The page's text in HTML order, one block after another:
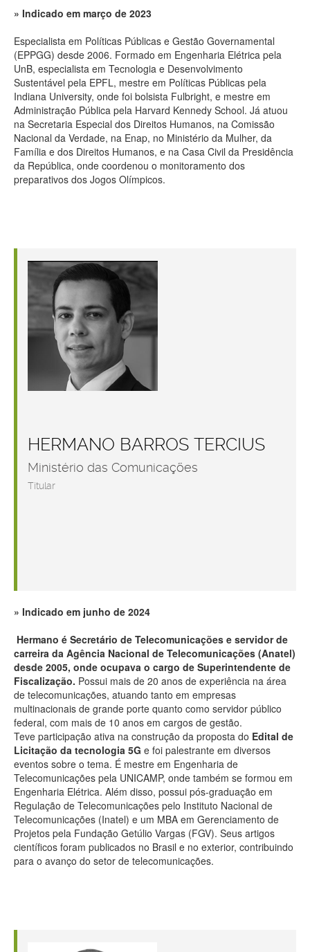
Indicado em março de 2023
Especialista em Políticas Públicas e Gestão Governamental
(EPPGG) desde 2006. Formado em Engenharia Elétrica pela
UnB, especialista em Tecnologia e Desenvolvimento
Sustentável pela EPFL, mestre em Políticas Públicas pela
Indiana University, onde foi bolsista Fulbright, e mestre em
Administração Pública pela Harvard Kennedy School. Já atuou
na Secretaria Especial dos Direitos Humanos, na Comissão
Nacional da Verdade, na Enap, no Ministério da Mulher, da
Família e dos Direitos Humanos, e na Casa Civil da Presidência
da República, onde coordenou o monitoramento dos
preparativos dos Jogos Olímpicos.
HERMANO BARROS TERCIUS
Ministério das Comunicações
Titular
Indicado em junho de 2024
Hermano é Secretário de Telecomunicações e servidor de
carreira da Agência Nacional de Telecomunicações (Anatel)
desde 2005, onde ocupava o cargo de Superintendente de
Fiscalização. Possui mais de 20 anos de experiência na área
de telecomunicações, atuando tanto em empresas
multinacionais de grande porte quanto como servidor público
federal, com mais de 10 anos em cargos de gestão.
Teve participação ativa na construção da proposta do Edital de
Licitação da tecnologia 5G e foi palestrante em diversos
eventos sobre o tema. É mestre em Engenharia de
Telecomunicações pela UNICAMP, onde também se formou em
Engenharia Elétrica. Além disso, possui pós-graduação em
Regulação de Telecomunicações pelo Instituto Nacional de
Telecomunicações (Inatel) e um MBA em Gerenciamento de
Projetos pela Fundação Getúlio Vargas (FGV). Seus artigos
científicos foram publicados no Brasil e no exterior, contribuindo
para o avanço do setor de telecomunicações.